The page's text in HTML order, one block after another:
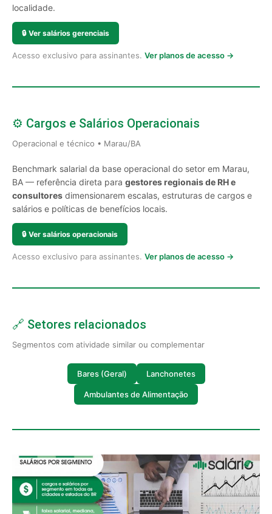
localidade.
🔒 Ver salários gerenciais
Acesso exclusivo para assinantes. Ver planos de acesso →
⚙️ Cargos e Salários Operacionais
Operacional e técnico • Marau/BA
Benchmark salarial da base operacional do setor em Marau,
BA — referência direta para gestores regionais de RH e
consultores dimensionarem escalas, estruturas de cargos e
salários e políticas de benefícios locais.
🔒 Ver salários operacionais
Acesso exclusivo para assinantes. Ver planos de acesso →
🔗 Setores relacionados
Segmentos com atividade similar ou complementar
Bares (Geral) Lanchonetes
Ambulantes de Alimentação